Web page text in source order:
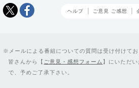
Tweet
ヘルプ ご意見 ご感想
メールによる番組についての質問は受け付けて
皆さんから【 ご意見・感想フォーム 】にいただ
で、予めご了承下さい。